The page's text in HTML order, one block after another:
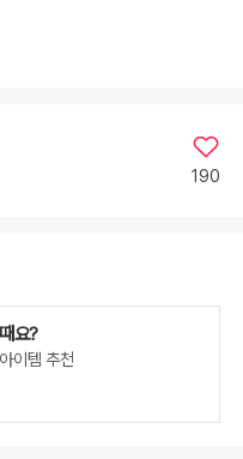
190
요?
이템 추천